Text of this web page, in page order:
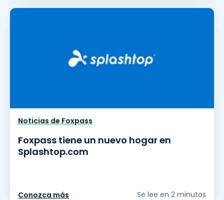
Noticias de Foxpass
Foxpass tiene un nuevo hogar en
Splashtop.com
Conozca más Se lee en 2 minutos